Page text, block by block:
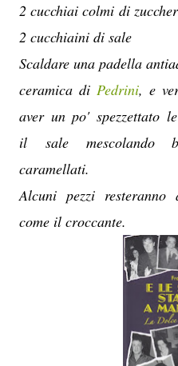
2 cucchiai colmi di
2 cucchiaini di sale
Scaldare una padella
ceramica di Pedrini, e
aver un po' spezzettato
il sale mescolando
caramellati.
Alcuni pezzi
come il croccante.